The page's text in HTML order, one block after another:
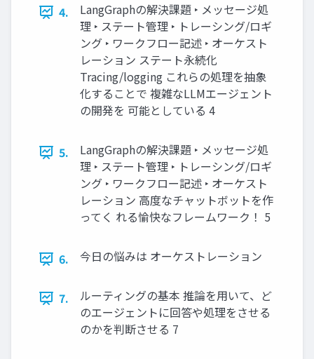
4.
LangGraphの解決課題 ‣ メッセージ処
理 ‣ ステート管理 ‣ トレーシング/ロギ
ング ‣ ワークフロー記述 ‣ オーケスト
レーション ステート永続化
Tracing/logging これらの処理を抽象
化することで 複雑なLLMエージェント
の開発を 可能としている 4
5.
LangGraphの解決課題 ‣ メッセージ処
理 ‣ ステート管理 ‣ トレーシング/ロギ
ング ‣ ワークフロー記述 ‣ オーケスト
レーション 高度なチャットボットを作
ってく れる愉快なフレームワーク！ 5
6. 今日の悩みは オーケストレーション
7.
ルーティングの基本 推論を用いて、ど
のエージェントに回答や処理をさせる
のかを判断させる 7